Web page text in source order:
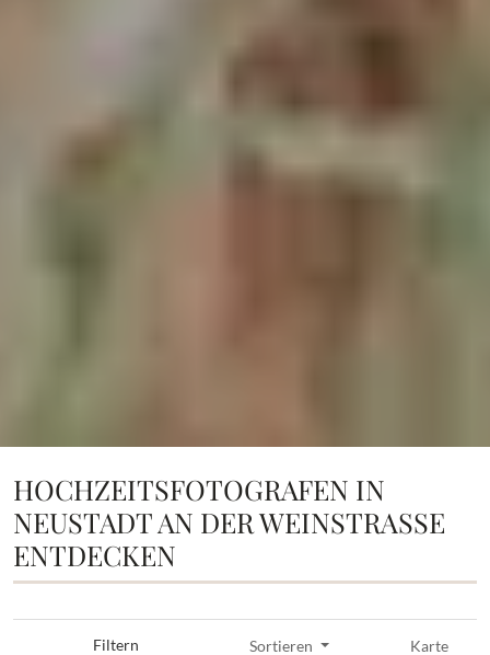
HOCHZEITSFOTOGRAFEN IN
NEUSTADT AN DER WEINSTRASSE E
NTDECKEN
Filtern Sortieren Karte